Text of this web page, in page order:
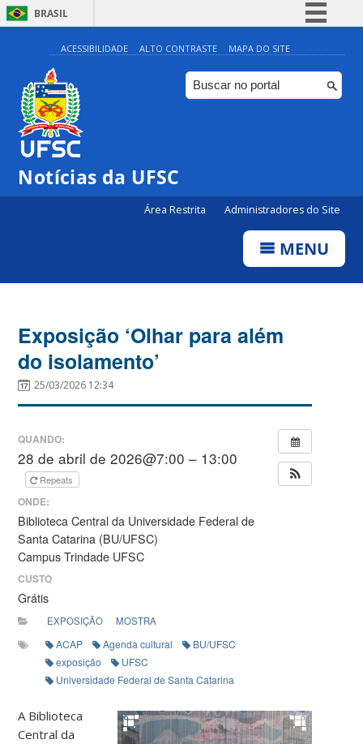
BRASIL
Simplifique!
Comunica BR
Participe
ACESSIBILIDADE ALTO CONTRASTE MAPA DO SITE
Notícias da UFSC
Área Restrita Administradores do Site
MENU
Exposição ‘Olhar para além
do isolamento’
25/03/2026 12:34
QUANDO:
28 de abril de 2026@7:00 – 13:00
Repeats
ONDE:
Biblioteca Central da Universidade Federal de
Santa Catarina (BU/UFSC)
Campus Trindade UFSC
CUSTO
Grátis
EXPOSIÇÃO MOSTRA
ACAP Agenda cultural
BU/UFSC
exposição
UFSC
Universidade Federal de Santa Catarina
A Biblioteca
Central da